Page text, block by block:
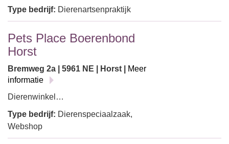
Type bedrijf: Dierenartsenpraktijk
Pets Place Boerenbond
Horst
Bremweg 2a | 5961 NE | Horst |
Meer
informatie
Dierenwinkel…
Type bedrijf: Dierenspeciaalzaak,
Webshop